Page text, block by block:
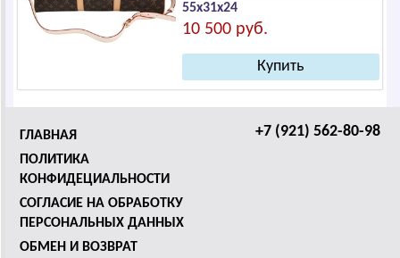
55х31х24
10 500 руб.
+7 (921) 562-80-98
ГЛАВНАЯ
ПОЛИТИКА
КОНФИДЕЦИАЛЬНОСТИ
СОГЛАСИЕ НА ОБРАБОТКУ
ПЕРСОНАЛЬНЫХ ДАННЫХ
ОБМЕН И ВОЗВРАТ